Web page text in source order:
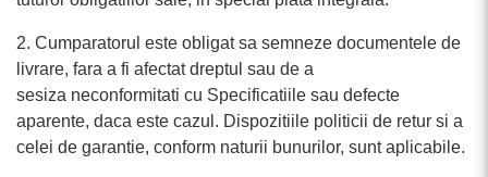
2. Cumparatorul este obligat sa semneze documentele de
livrare, fara a fi afectat dreptul sau de a
sesiza neconformitati cu Specificatiile sau defecte
aparente, daca este cazul. Dispozitiile politicii de retur si a
celei de garantie, conform naturii bunurilor, sunt aplicabile.